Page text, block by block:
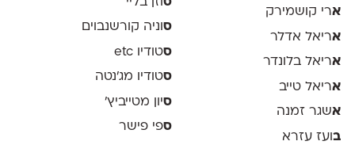
ארי קושמירק
אריאל אדלר
אריאל בלונדר
אריאל טייב
אשגר זמנה
בועז עזרא
ס וניה קורשנבוים
סטודיו etc
סטודיו מג'נטה
סיון מטייביץ׳
ספי פישר